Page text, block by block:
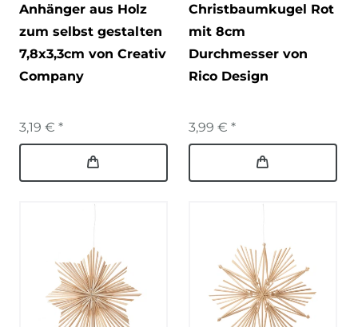
Anhänger aus Holz
zum selbst gestalten
7,8x3,3cm von Creativ
Company
3,19 € *
Christbaumkugel Rot
mit 8cm
Durchmesser von
Rico Design
3,99 € *